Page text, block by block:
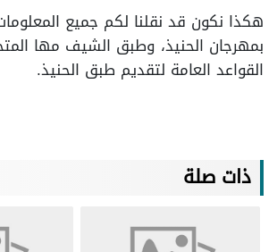
هكذا نكون قد نقلنا لكم جميع
بمهرجان الحنيذ، وطبق الشيف مها
القواعد العامة لتقديم طبق الحنيذ.
ذات صلة